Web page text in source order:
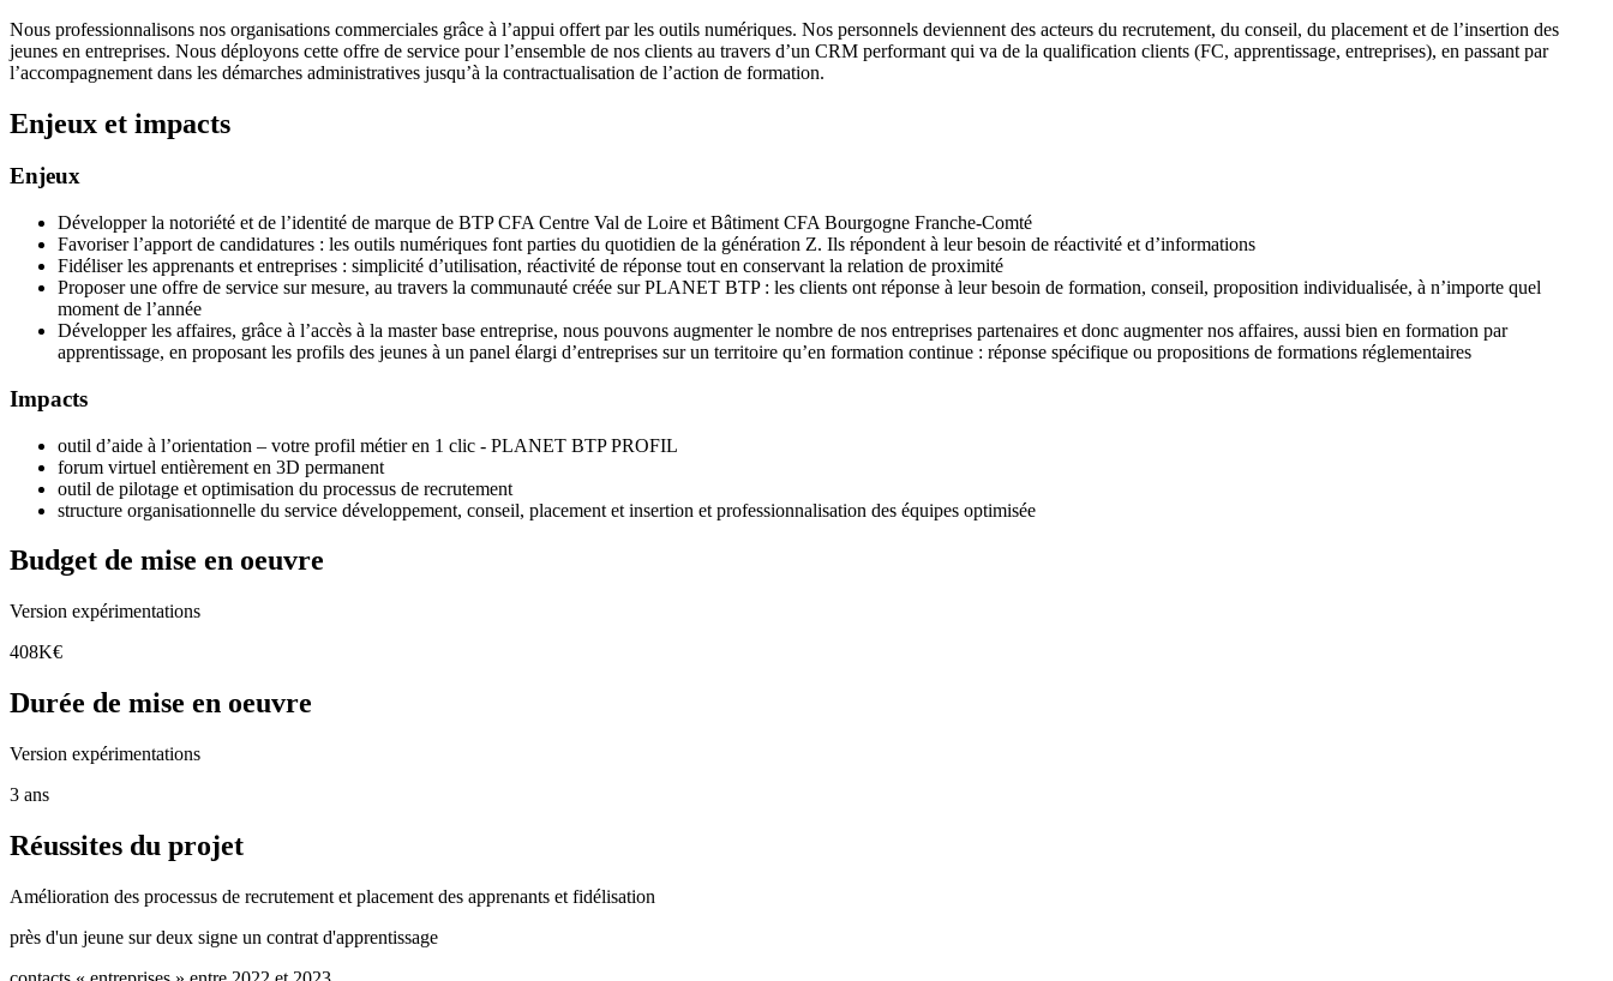
Nous professionnalisons nos organisations commerciales grâce à l’appui offert par les outils numériques. Nos personnels deviennent des acteurs du recrutement, du conseil, du placement et de l’insertion des
jeunes en entreprises. Nous déployons cette offre de service pour l’ensemble de nos clients au travers d’un CRM performant qui va de la qualification clients (FC, apprentissage, entreprises), en passant par
l’accompagnement dans les démarches administratives jusqu’à la contractualisation de l’action de formation.
Enjeux et impacts
Enjeux
Développer la notoriété et de l’identité de marque de BTP CFA Centre Val de Loire et Bâtiment CFA Bourgogne Franche-Comté
Favoriser l’apport de candidatures : les outils numériques font parties du quotidien de la génération Z. Ils répondent à leur besoin de réactivité et d’informations
Fidéliser les apprenants et entreprises : simplicité d’utilisation, réactivité de réponse tout en conservant la relation de proximité
Proposer une offre de service sur mesure, au travers la communauté créée sur PLANET BTP : les clients ont réponse à leur besoin de formation, conseil, proposition individualisée, à n’importe quel
moment de l’année
Développer les affaires, grâce à l’accès à la master base entreprise, nous pouvons augmenter le nombre de nos entreprises partenaires et donc augmenter nos affaires, aussi bien en formation par
apprentissage, en proposant les profils des jeunes à un panel élargi d’entreprises sur un territoire qu’en formation continue : réponse spécifique ou propositions de formations réglementaires
Impacts
outil d’aide à l’orientation – votre profil métier en 1 clic - PLANET BTP PROFIL
forum virtuel entièrement en 3D permanent
outil de pilotage et optimisation du processus de recrutement
structure organisationnelle du service développement, conseil, placement et insertion et professionnalisation des équipes optimisée
Budget de mise en oeuvre
Version expérimentations
408K€
Durée de mise en oeuvre
Version expérimentations
3 ans
Réussites du projet
Amélioration des processus de recrutement et placement des apprenants et fidélisation
près d'un jeune sur deux signe un contrat d'apprentissage